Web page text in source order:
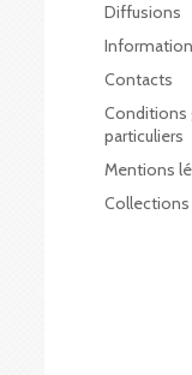
Diffusions
Contacts
Conditions
particuliers
Mentions
Collections